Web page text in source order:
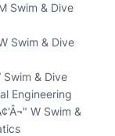
Swim & Dive
Swim & Dive
Swim & Dive
Engineering
W Swim &